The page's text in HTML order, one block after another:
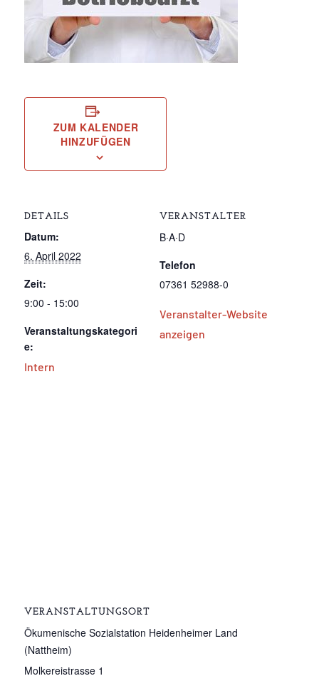
ZUM KALENDER
HINZUFÜGEN
DETAILS
Datum:
6. April 2022
Zeit:
9:00 - 15:00
Veranstaltungskategori
e:
Intern
VERANSTALTER
B·A·D
Telefon
07361 52988-0
Veranstalter-Website
anzeigen
VERANSTALTUNGSORT
Ökumenische Sozialstation Heidenheimer Land
(Nattheim)
Molkereistrasse 1